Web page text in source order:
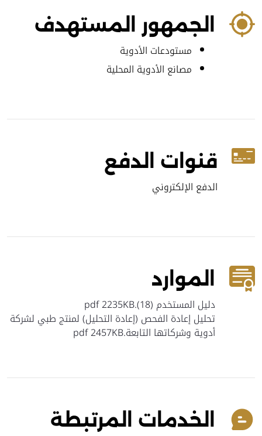
الجمهور المستهدف
مستودعات الأدوية
مصانع الأدوية المحلية
قنوات الدفع
الدفع الإلكتروني
الموارد
دليل المستخدم (18).pdf 2235KB
تحليل إعادة الفحص (إعادة التحليل) لمنتج طبي لشركة
أدوية وشركاتها التابعة.pdf 2457KB
الخدمات المرتبطة